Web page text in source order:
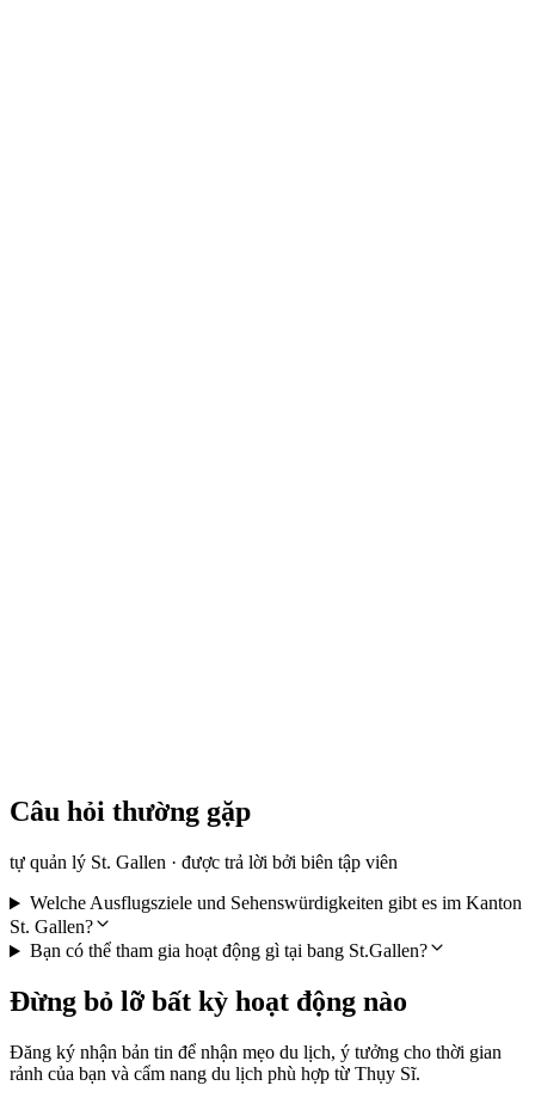
Câu hỏi thường gặp
tự quản lý St. Gallen · được trả lời bởi biên tập viên
Welche Ausflugsziele und Sehenswürdigkeiten gibt es im Kanton
St. Gallen?
Bạn có thể tham gia hoạt động gì tại bang St.Gallen?
Đừng bỏ lỡ bất kỳ hoạt động nào
Đăng ký nhận bản tin để nhận mẹo du lịch, ý tưởng cho thời gian
rảnh của bạn và cẩm nang du lịch phù hợp từ Thụy Sĩ.